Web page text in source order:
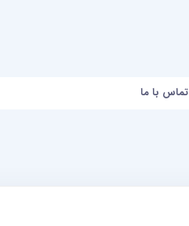
تماس با ما